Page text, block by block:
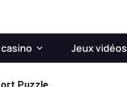
Jeux vidéos